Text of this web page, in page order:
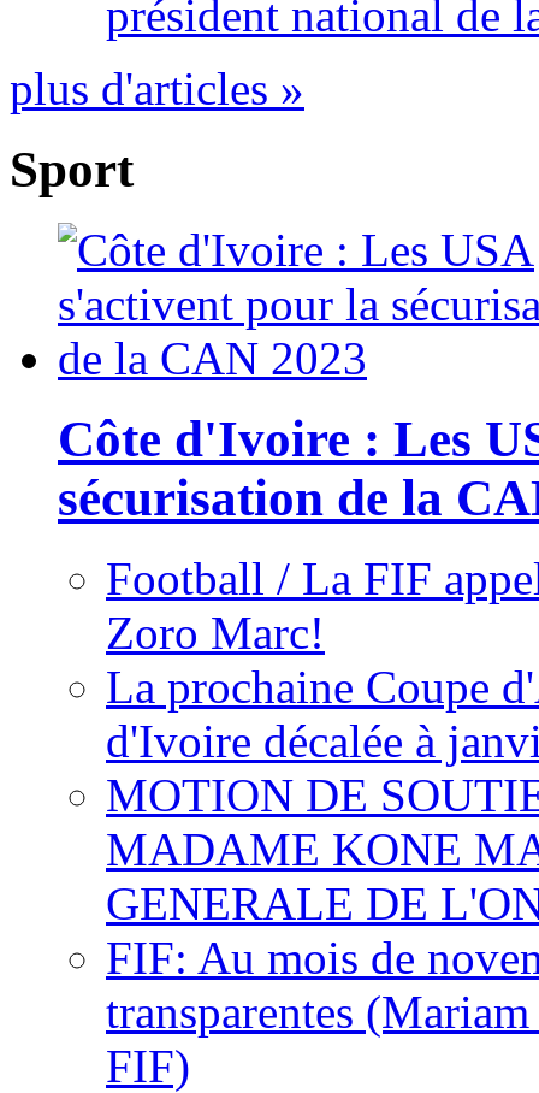
président national de
plus d'articles »
Sport
Côte d'Ivoire : Les
sécurisation de la
Football / La FIF
Zoro Marc!
La prochaine Coupe
d'Ivoire décalée à
MOTION DE
MADAME KONE
GENERALE DE
FIF: Au mois de
transparentes
FIF)